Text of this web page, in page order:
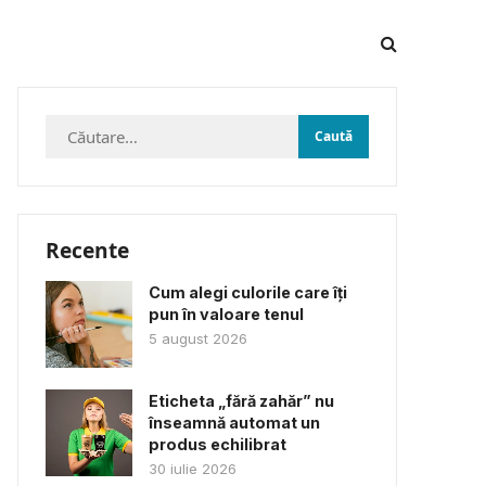
Caută
Recente
Cum alegi culorile care îți
pun în valoare tenul
5 august 2026
Eticheta „fără zahăr” nu
înseamnă automat un
produs echilibrat
30 iulie 2026